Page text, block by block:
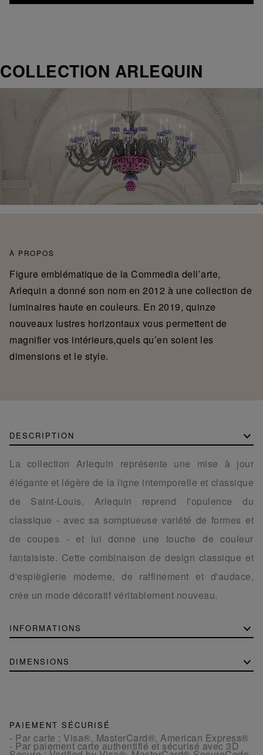
COLLECTION ARLEQUIN
À PROPOS
Figure emblématique de la Commedia dell’arte,
Arlequin a donné son nom en 2012 à une collection de
luminaires haute en couleurs. En 2019, quinze
nouveaux lustres horizontaux vous permettent de
magnifier vos intérieurs,quels qu’en soient les
dimensions et le style.
DESCRIPTION
La collection Arlequin représente une mise à jour
élégante et légère de la ligne intemporelle et classique
de Saint-Louis. Arlequin reprend l'opulence du
classique - avec sa somptueuse variété de formes et
de coupes - et lui donne une touche de couleur
fantaisiste. Cette combinaison de design classique et
d'espièglerie moderne, de raffinement et d'audace,
crée un mode décoratif véritablement nouveau.
INFORMATIONS
DIMENSIONS
PAIEMENT SÉCURISÉ
- Par carte : Visa®, MasterCard®, American Express®
- Par paiement carte authentifié et sécurisé avec 3D